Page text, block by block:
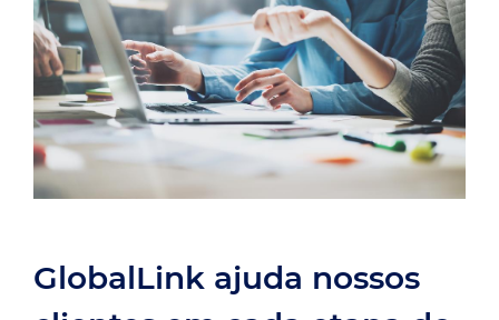
GlobalLink ajuda nossos